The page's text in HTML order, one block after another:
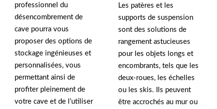
professionnel du
désencombrement de
cave pourra vous
proposer des options de
stockage ingénieuses et
personnalisées, vous
permettant ainsi de
profiter pleinement de
votre cave et de l’utiliser
Les patères et les
supports de suspension
sont des solutions de
rangement astucieuses
pour les objets longs et
encombrants, tels que les
deux-roues, les échelles
ou les skis. Ils peuvent
être accrochés au mur ou